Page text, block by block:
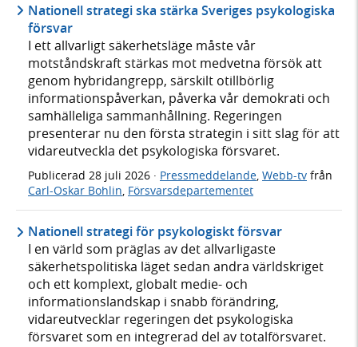
Nationell strategi ska stärka Sveriges psykologiska
försvar
I ett allvarligt säkerhetsläge måste vår
motståndskraft stärkas mot medvetna försök att
genom hybridangrepp, särskilt otillbörlig
informationspåverkan, påverka vår demokrati och
samhälleliga sammanhållning. Regeringen
presenterar nu den första strategin i sitt slag för att
vidareutveckla det psykologiska försvaret.
Publicerad 28 juli 2026 · Pressmeddelande Webb-tv från
Carl-Oskar Bohlin Försvarsdepartementet
Nationell strategi för psykologiskt försvar
I en värld som präglas av det allvarligaste
säkerhetspolitiska läget sedan andra världskriget
och ett komplext, globalt medie- och
informationslandskap i snabb förändring,
vidareutvecklar regeringen det psykologiska
försvaret som en integrerad del av totalförsvaret.